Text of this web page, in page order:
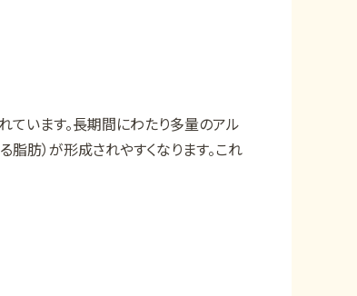
ています。長期間にわたり多量のアル
肪）が形成されやすくなります。これ